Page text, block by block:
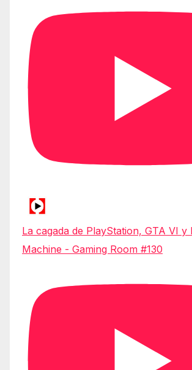
La cagada de PlayStation, GTA VI y
Machine - Gaming Room #130